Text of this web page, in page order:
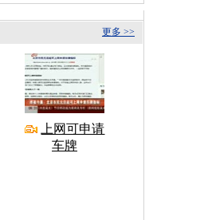
更多 >>
上网可申请
车牌